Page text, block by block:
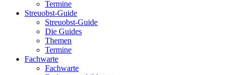
Termine
Streuobst-Guide
Streuobst-Guide
Die Guides
Themen
Termine
Fachwarte
Fachwarte